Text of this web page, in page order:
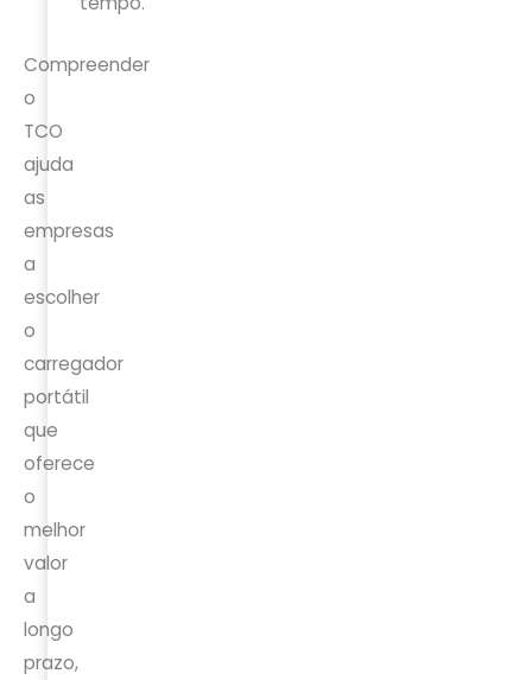
Compreender
o
TCO
ajuda
as
empresas
a
escolher
o
carregador
portátil
que
oferece
o
melhor
valor
a
longo
prazo,